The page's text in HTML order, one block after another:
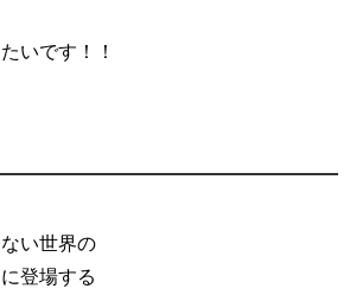
いです！！
い世界の
登場する